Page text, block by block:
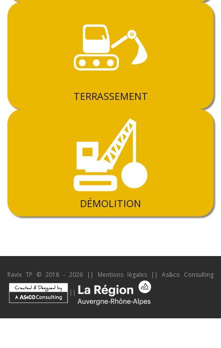
TERRASSEMENT
DÉMOLITION
Ravix TP © 2018 - 2026 || Mentions légales || As&co Consulting
||